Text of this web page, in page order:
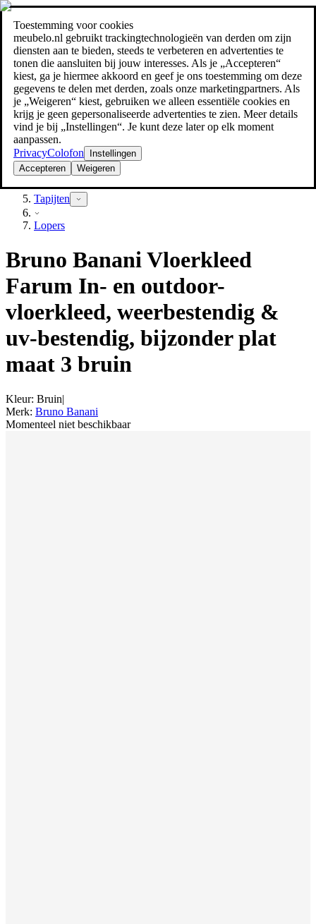
Toestemming voor cookies
meubelo.nl gebruikt trackingtechnologieën van derden om zijn
diensten aan te bieden, steeds te verbeteren en advertenties te
tonen die aansluiten bij jouw interesses. Als je „Accepteren“
kiest, ga je hiermee akkoord en geef je ons toestemming om deze
gegevens te delen met derden, zoals onze marketingpartners. Als
je „Weigeren“ kiest, gebruiken we alleen essentiële cookies en
krijg je geen gepersonaliseerde advertenties te zien. Meer details
vind je bij „Instellingen“. Je kunt deze later op elk moment
aanpassen.
PrivacyColofon
Instellingen
Accepteren
Weigeren
Zoeken
meubel jezelf de beste prijs!meubel jezelf de beste prijs!
Textiel
Tapijten
Lopers
Bruno Banani Vloerkleed
Farum In- en outdoor-
vloerkleed, weerbestendig &
uv-bestendig, bijzonder plat
maat 3 bruin
Kleur: Bruin|
Merk: Bruno Banani
Momenteel niet beschikbaar